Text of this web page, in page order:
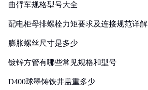
曲臂车规格型号大全
配电柜母排螺栓力矩要求及连接规范详解
膨胀螺丝尺寸是多少
镀锌方管有哪些常见规格和型号
D400球墨铸铁井盖重多少